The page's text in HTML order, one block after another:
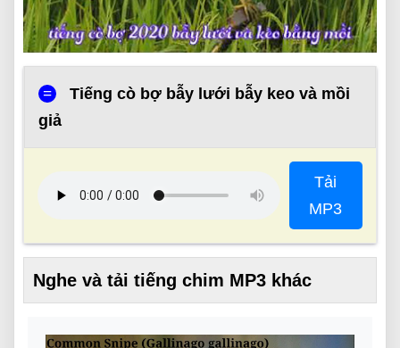
=
Tiếng cò bợ bẫy lưới bẫy keo và mồi
giả
Tải
MP3
Nghe và tải tiếng chim MP3 khác